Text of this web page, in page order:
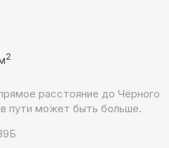
2
расстояние до Чёрного
пути может быть больше.